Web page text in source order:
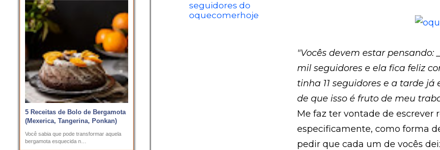
seguidores do
oquecomerhoje
"Vocês devem estar pensando:
mil seguidores e ela fica feliz
tinha 11 seguidores e a tarde
de que isso é fruto de meu
Me faz ter vontade de escrever
especificamente, como forma
pedir que cada um de vocês
5 Receitas de Bolo de Bergamota
(Mexerica, Tangerina, Ponkan)
Você sabia que pode transformar aquela
bergamota esquecida n…